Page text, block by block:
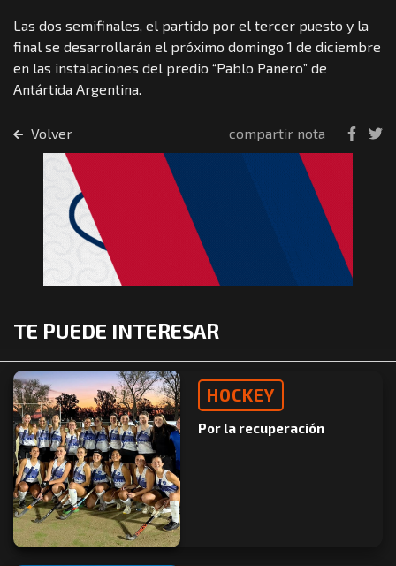
Las dos semifinales, el partido por el tercer puesto y la
final se desarrollarán el próximo domingo 1 de diciembre
en las instalaciones del predio “Pablo Panero” de
Antártida Argentina.
Volver compartir nota
TE PUEDE INTERESAR
HOCKEY
Por la recuperación